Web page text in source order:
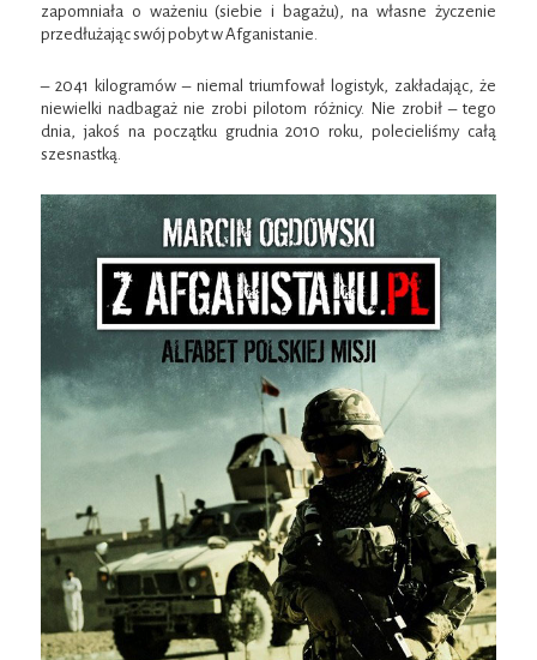
zapomniała o ważeniu (siebie i bagażu), na własne życzenie
przedłużając swój pobyt w Afganistanie.
– 2041 kilogramów – niemal triumfował logistyk, zakładając, że
niewielki nadbagaż nie zrobi pilotom różnicy. Nie zrobił – tego
dnia, jakoś na początku grudnia 2010 roku, polecieliśmy całą
szesnastką.